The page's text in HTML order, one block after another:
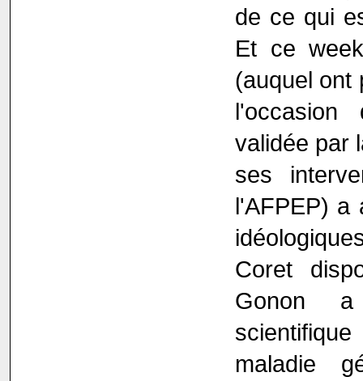
de ce qui
Et ce
(auquel ont
l'occasion
validée par
ses
l'AFPEP) a
Coret
Gonon a
maladie